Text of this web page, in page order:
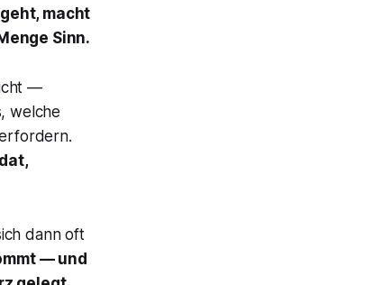
macht
Sinn.
—
welche
dann oft
— und